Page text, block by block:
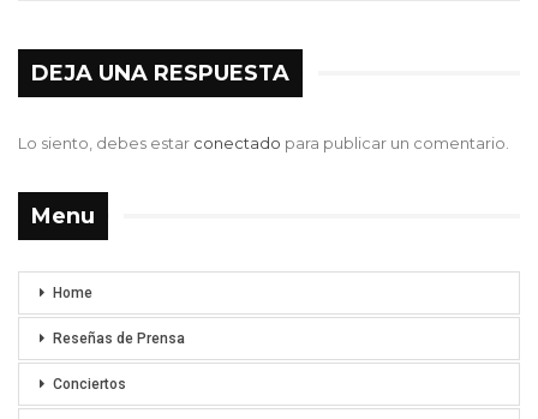
DEJA UNA RESPUESTA
Lo siento, debes estar conectado para publicar un comentario.
Menu
Home
Reseñas de Prensa
Conciertos